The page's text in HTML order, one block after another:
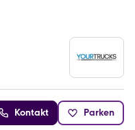
Kontakt Parken